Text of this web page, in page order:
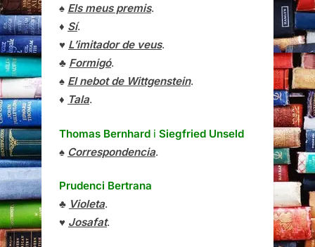
♠ Els meus premis.
♦ Sí.
♥ L’imitador de veus.
♣ Formigó.
♠ El nebot de Wittgenstein.
♦ Tala.
Thomas Bernhard i Siegfried Unseld
♠ Correspondencia.
Prudenci Bertrana
♣ Violeta.
♥ Josafat.